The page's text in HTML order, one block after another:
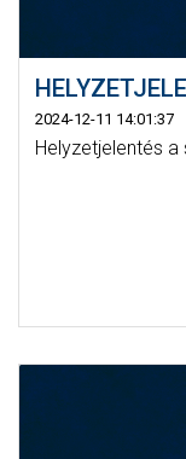
2024-12-11 14:01:37
Helyzetjelentés a